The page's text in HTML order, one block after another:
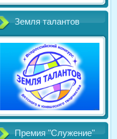
Земля талантов
Премия "Служение"